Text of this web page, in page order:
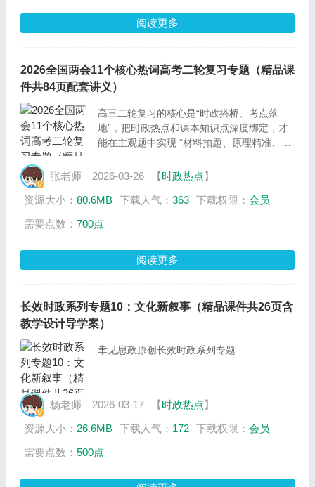
阅读更多
2026全国两会11个核心热词高考二轮复习专题（精品课
件共84页配套讲义）
高三二轮复习的核心是“时政搭桥、考点落
地”，把时政热点和课本知识点深度绑定，才
能在主观题中实现 “材料扣题、原理精准、得
年，两会的热词、部署不仅是国家发展的方
论是选择题的情境载体，还是主观题的设问背
景，都大概率围绕这些内容展开。这11个热
词与两会官方部署高度契合，成为今年复习的
张老师 2026-03-26 【时政热点】
资源大小： 80.6MB 下载人气： 363 下载权限： 会员
需要点数： 700点
阅读更多
长效时政系列专题10：文化新叙事（精品课件共26页含
教学设计导学案）
聿见思政原创长效时政系列专题
杨老师 2026-03-17 【时政热点】
资源大小： 26.6MB 下载人气： 172 下载权限： 会员
需要点数： 500点